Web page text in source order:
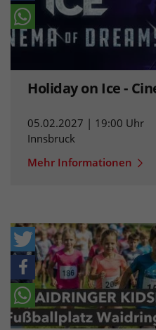
Holiday on Ice -
05.02.2027 | 19:00 Uhr
Innsbruck
Mehr Informationen